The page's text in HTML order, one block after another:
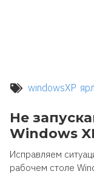
windowsXP
Не
Windows
Исправляем
рабочем столе